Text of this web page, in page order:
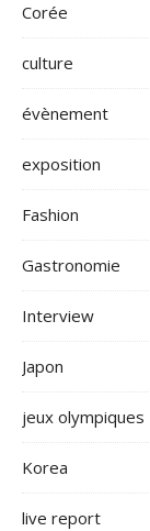
Corée
culture
évènement
exposition
Fashion
Gastronomie
Interview
Japon
jeux olympiques
Korea
live report